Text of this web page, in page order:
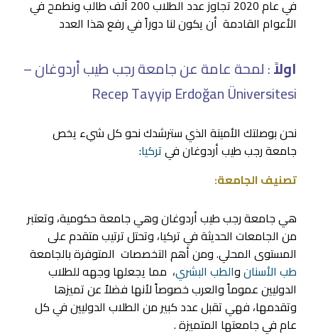
في عام 2020 تجاوز عدد الطلاب 200 ألف طالب ونطمح في
الأعوام القادمة أن يكون لنا دوراً في رفع هذا العدد
اولاً: لمحة عامة عن جامعة رجب طيب أردوغان –
Recep Tayyip Erdoğan Üniversitesi
نحن بوصلتك الأمينة الذي سترشدك نحو كل شيء يخص
جامعة رجب طيب أردوغان فيتركيا:
تصنيف الجامعة:
هي جامعة رجب طيب أردوغان وهي جامعة حكومية، وتعتبر
من الجامعات الحديثة في تركيا، وتحتل ترتيب متقدم على
المستوى المحلي. ومن أهم التخصصات المتوفرة بالجامعة
طب الأسنانوالطب البشري، مما يجعلها وجهه للطلاب
الدوليين عموماً والعرب خصوصاً لأنها فضلاً عن تميزها
وتقدمها، فهي تقبل عدد كبير من الطلاب الدوليين في كل
عام في جامعتها المتميزة .